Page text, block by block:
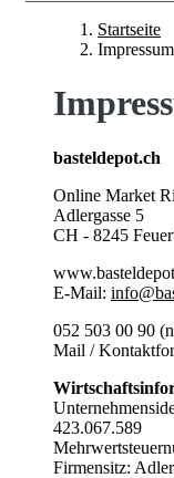
Startseite
Impressum
basteldepot.ch
Online Market
Adlergasse 5
CH - 8245
E-Mail:
052 503 00 90
Mail /
423.067.589
Firmensitz: